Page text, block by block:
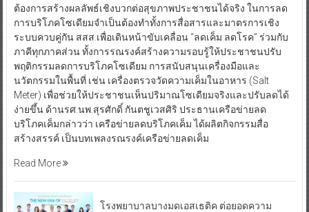
ต้องการสร้างผลลัพธ์เชิงบวกต่อสุขภาพประชาชนได้จริง ในการลด
การบริโภคโซเดียมจำเป็นต้องทำทั้งการสื่อสารและมาตรการเชิง
ระบบควบคู่กัน สสส.เพื่อเดินหน้าขับเคลื่อน “ลดเค็ม ลดโรค” ร่วมกับ
ภาคีทุกภาคส่วน ทั้งการรณรงค์สร้างความรอบรู้ให้ประชาชนปรับ
พฤติกรรมลดการบริโภคโซเดียม การสนับสนุนเครื่องมือและ
นวัตกรรมในพื้นที่ เช่น เครื่องตรวจวัดความเค็มในอาหาร (Salt
Meter) เพื่อช่วยให้ประชาชนเห็นปริมาณโซเดียมจริงและปรับลดได้
ง่ายขึ้น ด้านรศ.นพ.สุรศักดิ์ กันตชูเวสศิริ ประธานเครือข่ายลด
บริโภคเค็มกล่าวว่า เครือข่ายลดบริโภคเค็ม ได้ผลิตกิจกรรมสื่อ
สร้างสรรค์ เป็นบทเพลงรณรงค์เครือข่ายลดเค็ม
Read More
โรงพยาบาลบางมดเอสเธติค ต่อยอดความ